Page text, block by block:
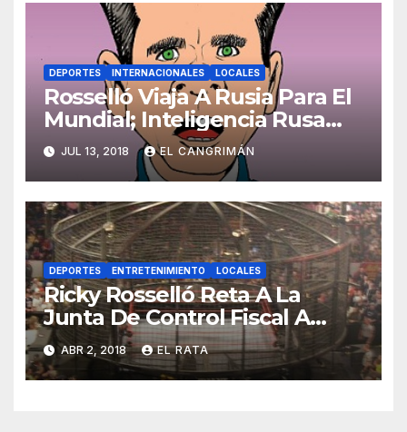
DEPORTES INTERNACIONALES LOCALES
Rosselló Viaja A Rusia Para El
Mundial; Inteligencia Rusa
Saca Micrófonos De Su Cuarto
Pa’ No Desperdiciarlos
JUL 13, 2018 EL CANGRIMÁN
DEPORTES ENTRETENIMIENTO LOCALES
Ricky Rosselló Reta A La
Junta De Control Fiscal A
Lucha «Enjaulados Y Con
Alambre De Púas»
ABR 2, 2018 EL RATA